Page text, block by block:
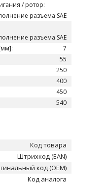
/ ротор:
разъема SAE
разъема SAE
7
55
250
400
450
540
Код товара
Штрихкод (EAN)
код (OEM)
Код аналога